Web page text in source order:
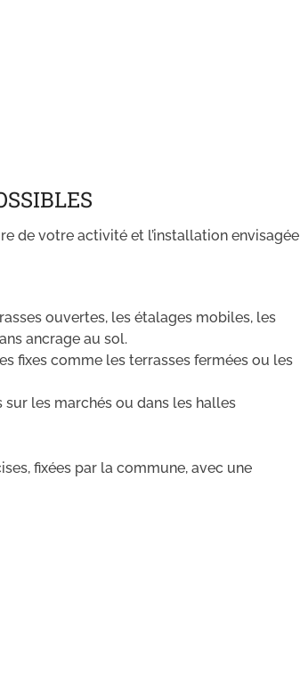
de votre activité et l’installation envisagée
ouvertes, les étalages mobiles, les
ancrage au sol.
fixes comme les terrasses fermées ou les
les marchés ou dans les halles
fixées par la commune, avec une